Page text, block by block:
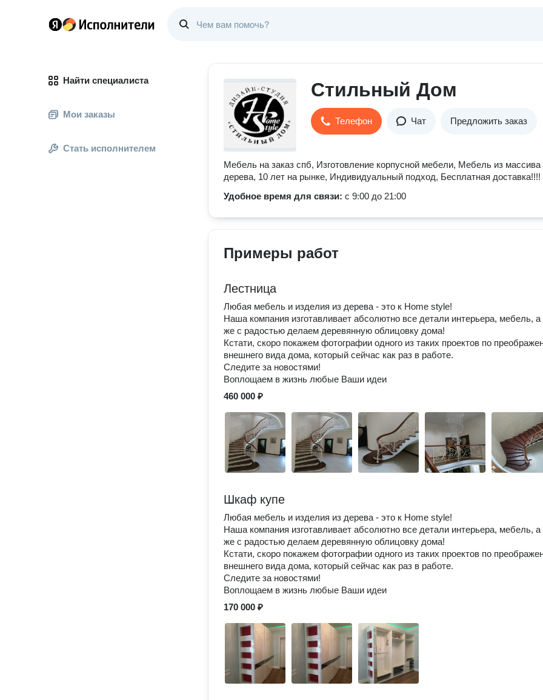
Найти специалиста
Мои заказы
Стать исполнителем
Стильный Дом
Телефон Чат Предложить заказ
Мебель на заказ спб, Изготовление корпусной мебели, Мебель из массива
дерева, 10 лет на рынке, Индивидуальный подход, Бесплатная доставка!!!!
Удобное время для связи: с 9:00 до 21:00
Примеры работ
Лестница
Любая мебель и изделия из дерева - это к Home style!
Наша компания изготавливает абсолютно все детали интерьера, мебель, а
же с радостью делаем деревянную облицовку дома!
Кстати, скоро покажем фотографии одного из таких проектов по
внешнего вида дома, который сейчас как раз в работе.
Следите за новостями!
Воплощаем в жизнь любые Ваши идеи
460 000 ₽
Шкаф купе
Любая мебель и изделия из дерева - это к Home style!
Наша компания изготавливает абсолютно все детали интерьера, мебель, а
же с радостью делаем деревянную облицовку дома!
Кстати, скоро покажем фотографии одного из таких проектов по
внешнего вида дома, который сейчас как раз в работе.
Следите за новостями!
Воплощаем в жизнь любые Ваши идеи
170 000 ₽